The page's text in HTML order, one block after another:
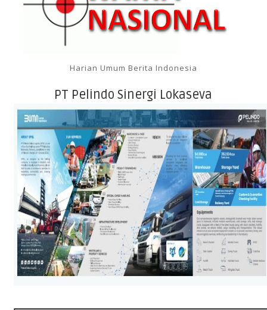
Harian Umum Berita Indonesia
PT Pelindo Sinergi Lokaseva